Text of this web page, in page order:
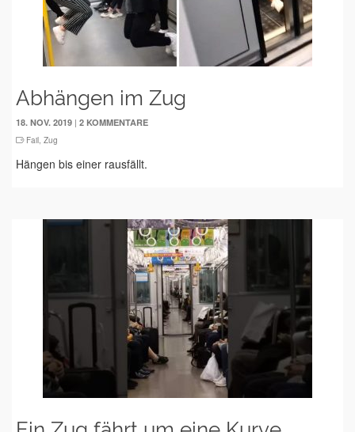
Abhängen im Zug
18. NOV. 2019 | 2 KOMMENTARE
Fail, Zug
Hängen bis einer rausfällt.